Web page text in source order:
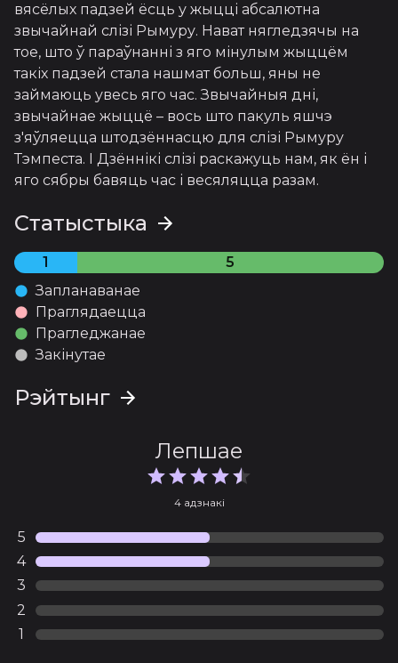
8 серыя
Апублікава 16.07.2021
9 серыя
Апублікава 16.07.2021
10 серыя
Апублікава 16.07.2021
11 серыя
Апублікава 16.07.2021
вясёлых падзей ёсць у жыцці абсалютна
звычайнай слізі Рымуру. Нават нягледзячы на
тое, што ў параўнанні з яго мінулым жыццём
такіх падзей стала нашмат больш, яны не
займаюць увесь яго час. Звычайныя дні,
звычайнае жыццё – вось што пакуль яшчэ
з'яўляецца штодзённасцю для слізі Рымуру
Тэмпеста. І Дзённікі слізі раскажуць нам, як ён і
яго сябры бавяць час і весяляцца разам.
Статыстыка
1
5
Запланаванае
Праглядаецца
Прагледжанае
Закінутае
Рэйтынг
Лепшае
4 адзнакі
5
4
3
2
1